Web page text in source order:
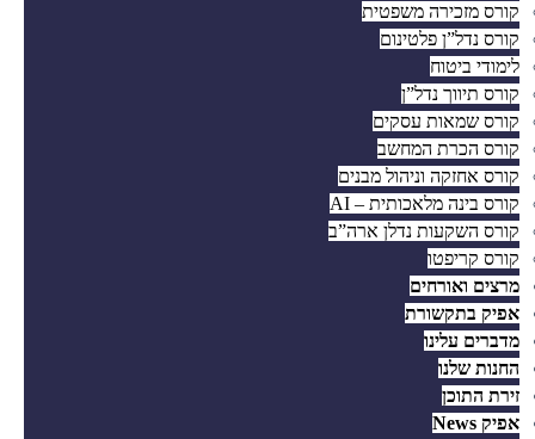
קורס מזכירה משפטית
קורס נדל”ן פלטינום
לימודי ביטוח
קורס תיווך נדל”ן
קורס שמאות עסקים
קורס הכרת המחשב
קורס אחזקה וניהול מבנים
קורס בינה מלאכותית – AI
קורס השקעות נדלן ארה”ב
קורס קריפטו
מרצים ואורחים
אפיק בתקשורת
מדברים עלינו
החנות שלנו
זירת התוכן
אפיק News